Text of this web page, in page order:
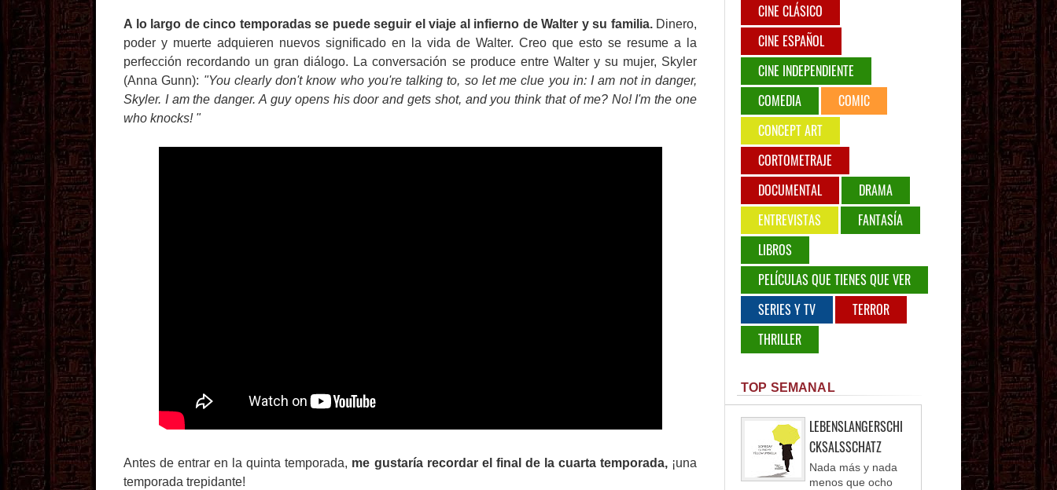
A lo largo de cinco temporadas se puede seguir el viaje al infierno de Walter y su familia.Dinero,
poder y muerte adquieren nuevos significado en la vida de Walter. Creo que esto se resume a la
perfección recordando un gran diálogo. La conversación se produce entre Walter y su mujer, Skyler
(Anna Gunn): "You clearly don't know who you're talking to, so let me clue you in: I am not in danger,
Skyler. I am the danger. A guy opens his door and gets shot, and you think that of me? No! I'm the one
who knocks! "
Antes de entrar en la quinta temporada, me gustaría recordar el final de la cuarta temporada,¡una
temporada trepidante!
CINE CLÁSICO
CINE ESPAÑOL
CINE INDEPENDIENTE
COMEDIA
COMIC
CONCEPT ART
CORTOMETRAJE
DOCUMENTAL
DRAMA
ENTREVISTAS
FANTASÍA
LIBROS
PELÍCULAS QUE TIENES QUE VER
SERIES Y TV
TERROR
THRILLER
TOP SEMANAL
LEBENSLANGERSCHI
CKSALSSCHATZ
Nada más y nada
menos que ocho